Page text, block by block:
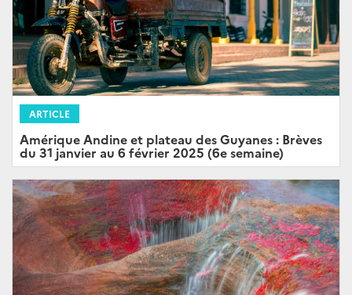
ARTICLE
Amérique Andine et plateau des Guyanes : Brèves
du 31 janvier au 6 février 2025 (6e semaine)